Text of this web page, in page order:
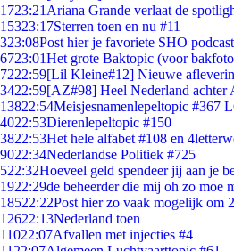
1723:21 Ariana Grande verlaat de
15323:17Sterren toen en nu #11
323:08Post hier je favoriete SHO
6723:01Het grote Baktopic (voor
7222:59[Lil Kleine#12] Nieuwe
3422:59[AZ#98] Heel Nederland achter
13822:54Meisjesnamenlepeltopic #367
4022:53Dierenlepeltopic #150
3822:53Het hele alfabet #108 en
9022:34Nederlandse Politiek #725
522:32Hoeveel geld spendeer jij aan je
1922:29de beheerder die mij oh zo moe
18522:22Post hier zo vaak mogelijk om
12622:13Nederland toen
11022:07Afvallen met injecties #4